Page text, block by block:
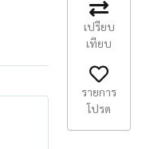
เปรียบ
เทียบ
รายการ
โปรด